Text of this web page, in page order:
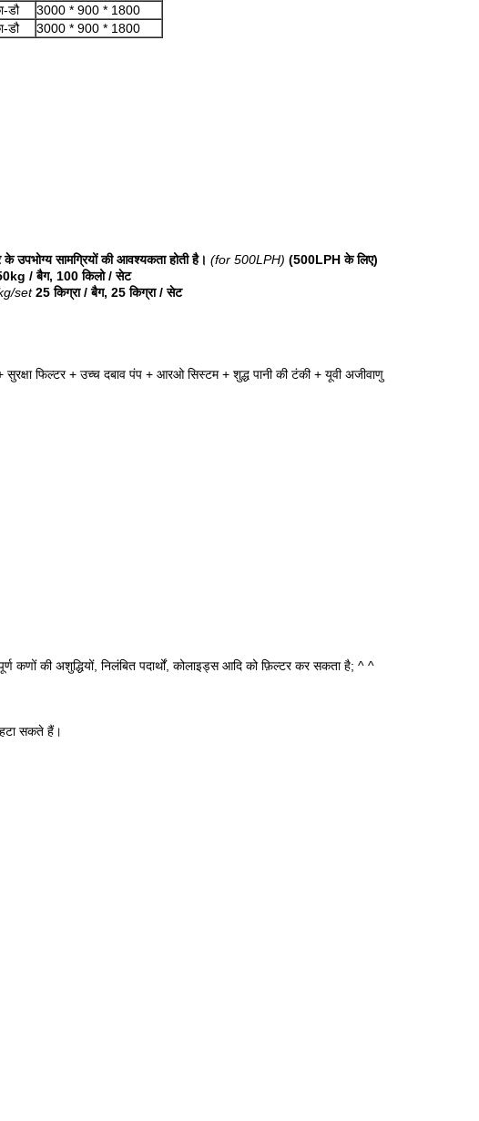
डौ
3000 * 900 * 1800
डौ 3000 * 900 * 1800
उपभोग्य सामग्रियों की आवश्यकता होती है। (for 500LPH) (500LPH के लिए)
/ बैग, 100 किलो / सेट
set 25 किग्रा / बैग, 25 किग्रा / सेट
फिल्टर + उच्च दबाव पंप + आरओ सिस्टम + शुद्ध पानी की टंकी + यूवी अजीवाणु
कणों की अशुद्धियों, निलंबित पदार्थों, कोलाइड्स आदि को फ़िल्टर कर सकता है; ^ ^
हटा सकते हैं।